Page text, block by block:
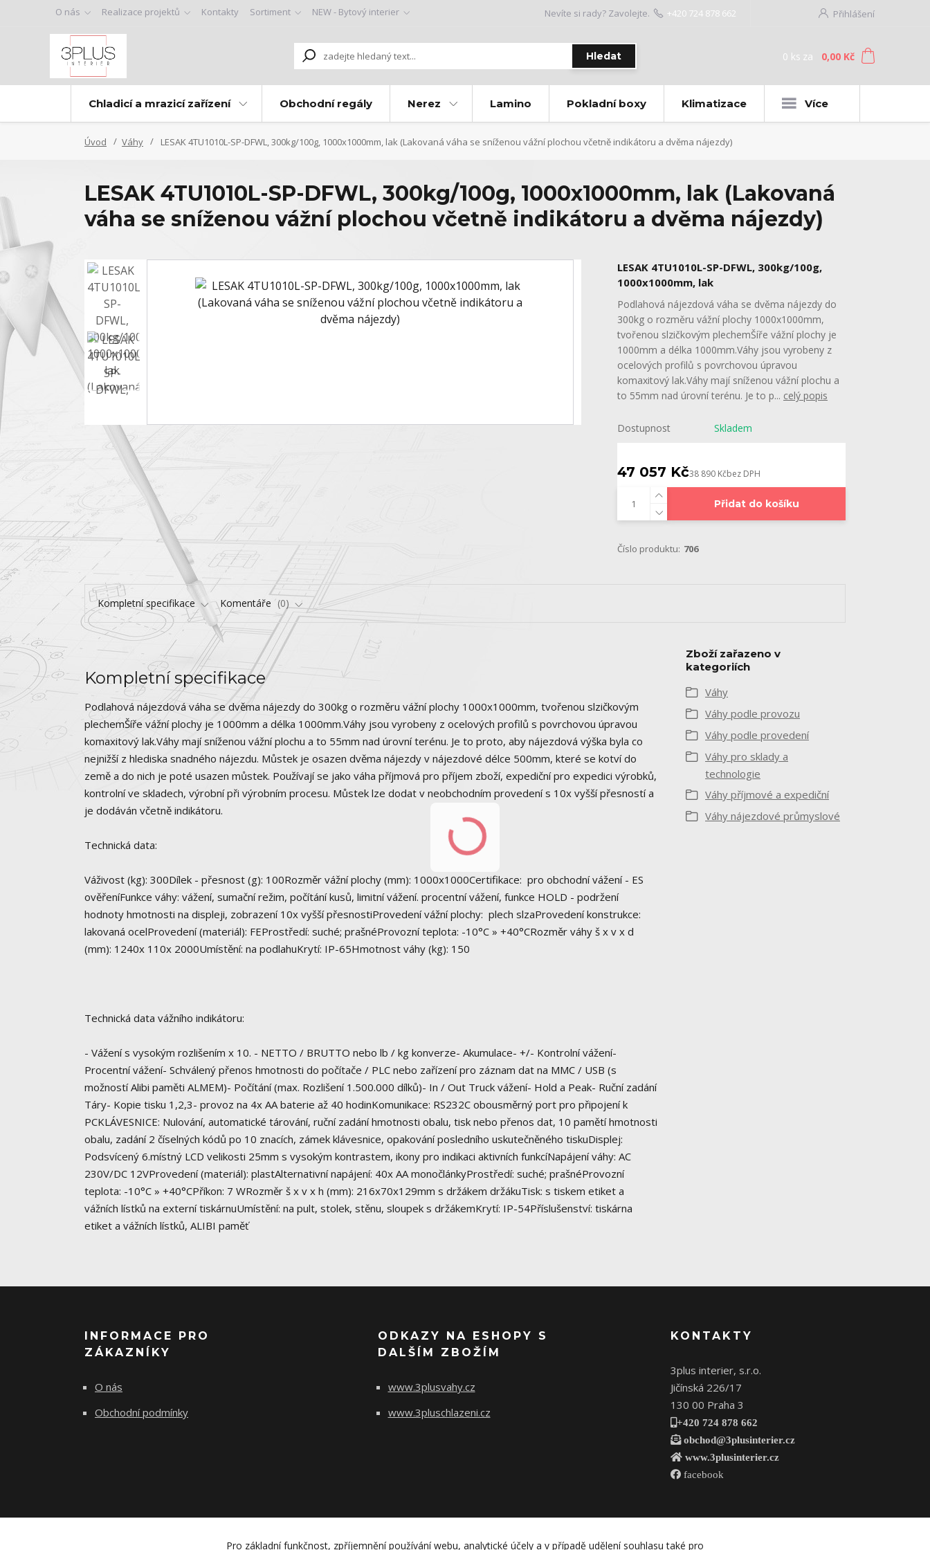
O nás Realizace projektů Kontakty Sortiment NEW - Bytový interier Přihlášení
Hledat
Nevíte si rady? Zavolejte. +420 724 878 662
0 ks za 0,00 Kč
Chladicí a mrazicí zařízení Obchodní regály Nerez Lamino Pokladní boxy Klimatizace Více
Úvod Váhy LESAK 4TU1010L-SP-DFWL, 300kg/100g, 1000x1000mm, lak (Lakovaná váha se sníženou vážní plochou včetně indikátoru a dvěma nájezdy)
LESAK 4TU1010L-SP-DFWL, 300kg/100g, 1000x1000mm, lak (Lakovaná
váha se sníženou vážní plochou včetně indikátoru a dvěma nájezdy)
LESAK 4TU1010L-SP-DFWL, 300kg/100g,
1000x1000mm, lak
Podlahová nájezdová váha se dvěma nájezdy do
300kg o rozměru vážní plochy 1000x1000mm,
tvořenou slzičkovým plechemŠíře vážní plochy je
1000mm a délka 1000mm.Váhy jsou vyrobeny z
ocelových profilů s povrchovou úpravou
komaxitový lak.Váhy mají sníženou vážní plochu a
to 55mm nad úrovní terénu. Je to p... celý popis
Dostupnost Skladem
47 057 Kč38 890 Kčbez DPH
Přidat do košíku
Číslo produktu: 706
Kompletní specifikace Komentáře 0
Kompletní specifikace
Podlahová nájezdová váha se dvěma nájezdy do 300kg o rozměru vážní plochy 1000x1000mm, tvořenou slzičkovým
plechemŠíře vážní plochy je 1000mm a délka 1000mm.Váhy jsou vyrobeny z ocelových profilů s povrchovou úpravou
komaxitový lak.Váhy mají sníženou vážní plochu a to 55mm nad úrovní terénu. Je to proto, aby nájezdová výška byla co
nejnižší z hlediska snadného nájezdu. Můstek je osazen dvěma nájezdy v nájezdové délce 500mm, které se kotví do
země a do nich je poté usazen můstek. Používají se jako váha příjmová pro příjem zboží, expediční pro expedici výrobků,
kontrolní ve skladech, výrobní při výrobním procesu. Můstek lze dodat v neobchodním provedení s 10x vyšší přesností a
je dodáván včetně indikátoru.
Technická data:
Váživost (kg): 300Dílek - přesnost (g): 100Rozměr vážní plochy (mm): 1000x1000Certifikace: pro obchodní vážení - ES
ověřeníFunkce váhy: vážení, sumační režim, počítání kusů, limitní vážení. procentní vážení, funkce HOLD - podržení
hodnoty hmotnosti na displeji, zobrazení 10x vyšší přesnostiProvedení vážní plochy: plech slzaProvedení konstrukce:
lakovaná ocelProvedení (materiál): FEProstředí: suché; prašnéProvozní teplota: -10°C » +40°CRozměr váhy š x v x d
(mm): 1240x 110x 2000Umístění: na podlahuKrytí: IP-65Hmotnost váhy (kg): 150
Technická data vážního indikátoru:
- Vážení s vysokým rozlišením x 10. - NETTO / BRUTTO nebo lb / kg konverze- Akumulace- +/- Kontrolní vážení-
Procentní vážení- Schválený přenos hmotnosti do počítače / PLC nebo zařízení pro záznam dat na MMC / USB (s
možností Alibi paměti ALMEM)- Počítání (max. Rozlišení 1.500.000 dílků)- In / Out Truck vážení- Hold a Peak- Ruční zadání
Táry- Kopie tisku 1,2,3- provoz na 4x AA baterie až 40 hodinKomunikace: RS232C obousměrný port pro připojení k
PCKLÁVESNICE: Nulování, automatické tárování, ruční zadání hmotnosti obalu, tisk nebo přenos dat, 10 pamětí hmotnosti
obalu, zadání 2 číselných kódů po 10 znacích, zámek klávesnice, opakování posledního uskutečněného tiskuDisplej:
Podsvícený 6.místný LCD velikosti 25mm s vysokým kontrastem, ikony pro indikaci aktivních funkcíNapájení váhy: AC
230V/DC 12VProvedení (materiál): plastAlternativní napájení: 40x AA monočlánkyProstředí: suché; prašnéProvozní
teplota: -10°C » +40°CPříkon: 7 WRozměr š x v x h (mm): 216x70x129mm s držákem držákuTisk: s tiskem etiket a
vážních lístků na externí tiskárnuUmístění: na pult, stolek, stěnu, sloupek s držákemKrytí: IP-54Příslušenství: tiskárna
etiket a vážních lístků, ALIBI paměť
Zboží zařazeno v
kategoriích
Váhy
Váhy podle provozu
Váhy podle provedení
Váhy pro sklady a
technologie
Váhy příjmové a expediční
Váhy nájezdové průmyslové
INFORMACE PRO
ZÁKAZNÍKY
O nás
Obchodní podmínky
ODKAZY NA ESHOPY S
DALŠÍM ZBOŽÍM
www.3plusvahy.cz
www.3pluschlazeni.cz
KONTAKTY
3plus interier, s.r.o.
Jičínská 226/17
130 00 Praha 3
+420 724 878 662
obchod@3plusinterier.cz
www.3plusinterier.cz
facebook
Pro základní funkčnost, zpříjemnění používání webu, analytické účely a v případě udělení souhlasu také pro